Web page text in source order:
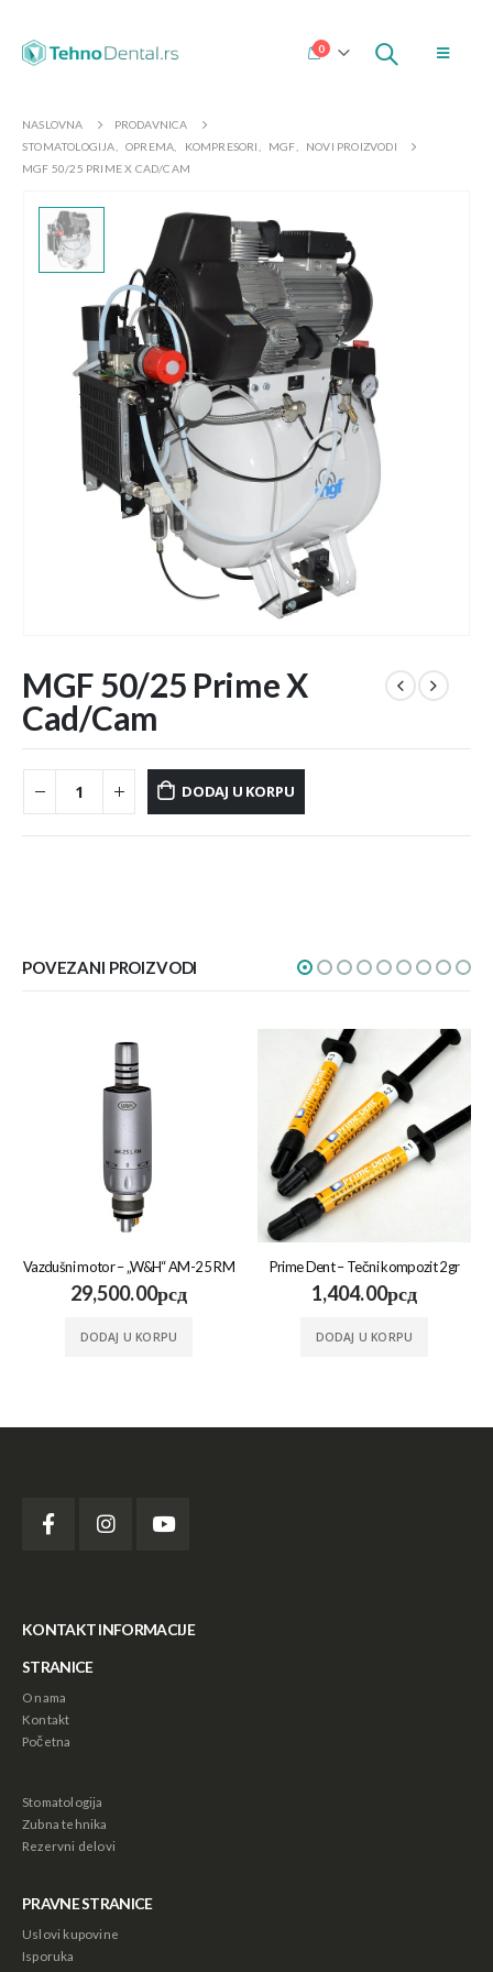
0
NASLOVNA
PRODAVNICA
STOMATOLOGIJA
OPREMA KOMPRESORI MGF
NOVI PROIZVODI
MGF 50/25 PRIME X CAD/CAM
MGF 50/25 Prime X
Cad/Cam
DODAJ U KORPU
POVEZANI PROIZVODI
Vazdušni motor – „W&H“ AM-25 RM
29,500.00рсд
DODAJ U KORPU
Prime Dent – Tečni kompozit 2gr
1,404.00рсд
DODAJ U KORPU
KONTAKT INFORMACIJE
STRANICE
O nama
Kontakt
Početna
Stomatologija
Zubna tehnika
Rezervni delovi
PRAVNE STRANICE
Uslovi kupovine
Isporuka